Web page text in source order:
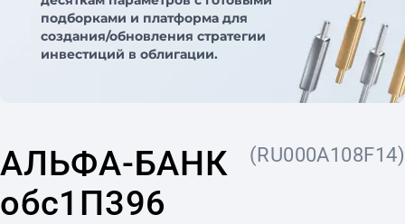
подборками и платформа для
создания/обновления стратегии
инвестиций в облигации.
АЛЬФА-БАНК
обс1П396
(RU000A108F14)